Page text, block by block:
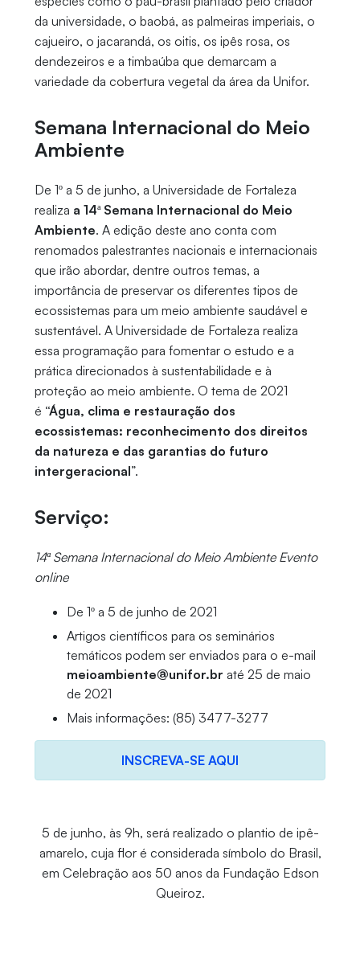
da universidade, o baobá, as palmeiras imperiais, o
cajueiro, o jacarandá, os oitis, os ipês rosa, os
dendezeiros e a timbaúba que demarcam a
variedade da cobertura vegetal da área da Unifor.
Semana Internacional do Meio
Ambiente
De 1º a 5 de junho, a Universidade de Fortaleza
realiza a 14ª Semana Internacional do Meio
Ambiente. A edição deste ano conta com
renomados palestrantes nacionais e internacionais
que irão abordar, dentre outros temas, a
importância de preservar os diferentes tipos de
ecossistemas para um meio ambiente saudável e
sustentável. A Universidade de Fortaleza realiza
essa programação para fomentar o estudo e a
prática direcionados à sustentabilidade e à
proteção ao meio ambiente. O tema de 2021
é “Água, clima e restauração dos
ecossistemas: reconhecimento dos direitos
da natureza e das garantias do futuro
intergeracional”.
Serviço:
14ª Semana Internacional do Meio Ambiente Evento
online
De 1º a 5 de junho de 2021
Artigos científicos para os seminários
temáticos podem ser enviados para o e-mail
meioambiente@unifor.br até 25 de maio
de 2021
Mais informações: (85) 3477-3277
INSCREVA-SE AQUI
5 de junho, às 9h, será realizado o plantio de ipê-
amarelo, cuja flor é considerada símbolo do Brasil,
em Celebração aos 50 anos da Fundação Edson
Queiroz.